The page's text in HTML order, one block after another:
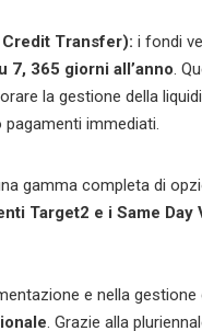
Credit Transfer): i fondi
7, 365 giorni all’anno .
la gestione della
immediati.
gamma completa di
Target2 e i Same
e nella
. Grazie alla